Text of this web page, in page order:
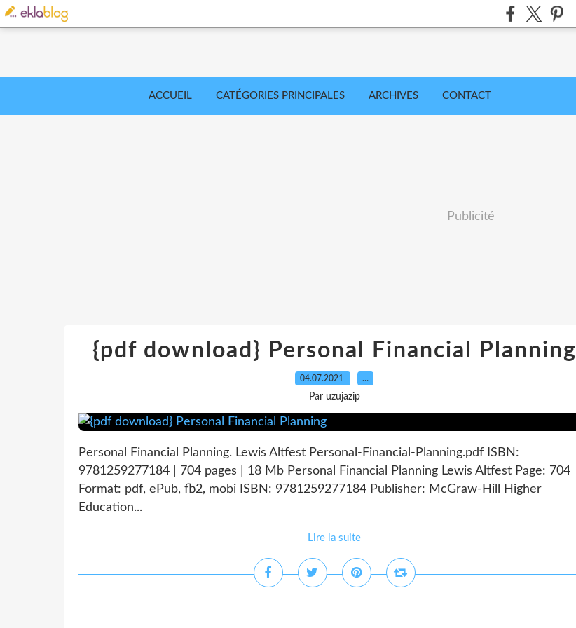
ACCUEIL CATÉGORIES PRINCIPALES ARCHIVES CONTACT
Publicité
{pdf download} Personal Financial Planning
04.07.2021 …
Par uzujazip
Personal Financial Planning. Lewis Altfest Personal-Financial-Planning.pdf ISBN:
9781259277184 | 704 pages | 18 Mb Personal Financial Planning Lewis Altfest Page: 704
Format: pdf, ePub, fb2, mobi ISBN: 9781259277184 Publisher: McGraw-Hill Higher
Education...
Lire la suite